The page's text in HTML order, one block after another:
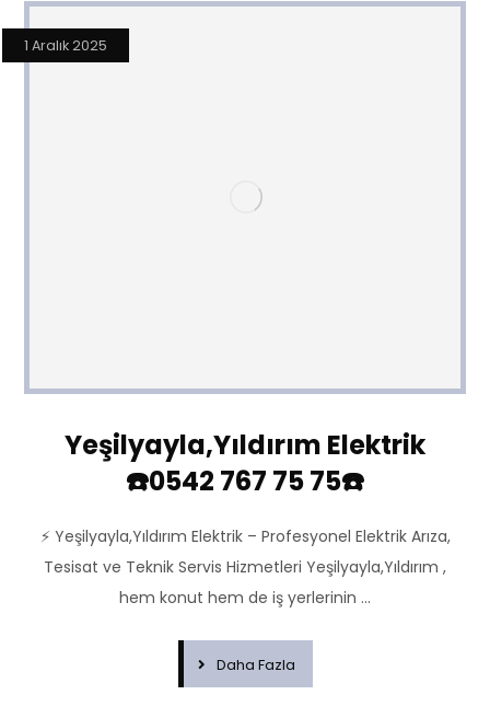
Yeşilyayla,Yıldırım Elektrik
☎️0542 767 75 75☎️
1 Aralık 2025
⚡ Yeşilyayla,Yıldırım Elektrik – Profesyonel Elektrik Arıza,
Tesisat ve Teknik Servis Hizmetleri Yeşilyayla,Yıldırım ,
hem konut hem de iş yerlerinin ...
Daha Fazla